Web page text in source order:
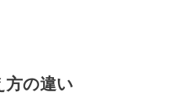
方の違い